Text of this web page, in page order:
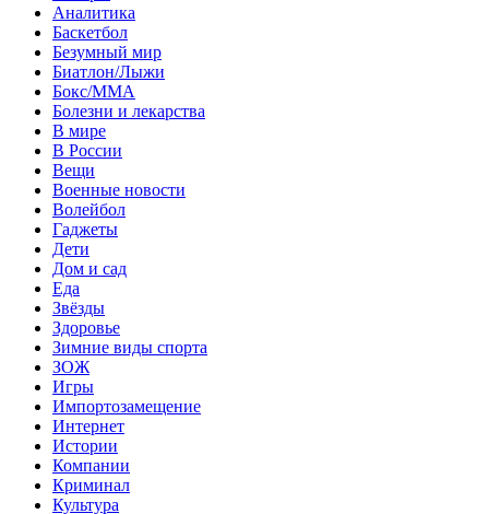
Аналитика
Баскетбол
Безумный мир
Биатлон/Лыжи
Бокс/MMA
Болезни и лекарства
В мире
В России
Вещи
Военные новости
Волейбол
Гаджеты
Дети
Дом и сад
Еда
Звёзды
Здоровье
Зимние виды спорта
ЗОЖ
Игры
Импортозамещение
Интернет
Истории
Компании
Криминал
Культура